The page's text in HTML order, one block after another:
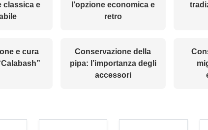
classica e
l’opzione economica e
retro
e cura
Conservazione della
pipa: l’importanza degli
accessori